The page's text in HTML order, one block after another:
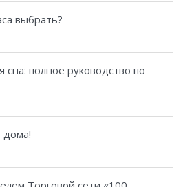
выбрать?
сна: полное руководство по
дома!